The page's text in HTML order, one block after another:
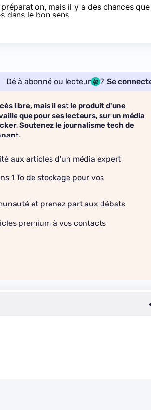
mais il y a des chances que
dans le bon sens.
Déjà abonné ou lecteur ? Se
libre, mais il est le produit d'une
que pour ses lecteurs, sur un média
Soutenez le journalisme tech de
aux articles d'un média expert
1 To de stockage pour vos
et prenez part aux débats
premium à vos contacts